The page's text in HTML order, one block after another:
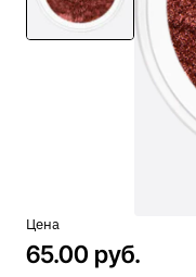
Цена
65.00 руб.